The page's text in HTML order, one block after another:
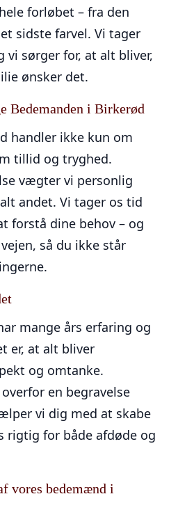
forløbet – fra den
sidste farvel. Vi tager
sørger for, at alt bliver,
ønsker det.
Bedemanden i Birkerød
handler ikke kun om
tillid og tryghed.
vægter vi personlig
andet. Vi tager os tid
forstå dine behov – og
så du ikke står
mange års erfaring og
er, at alt bliver
og omtanke.
en begravelse
vi dig med at skabe
rigtig for både afdøde og
vores bedemænd i